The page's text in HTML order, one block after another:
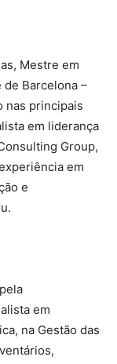
Mestre em
Barcelona –
nas principais
em liderança
Group,
em
e
em
na Gestão das